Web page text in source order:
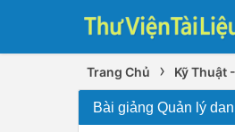
Trang Chủ › Kỹ Thuật
Bài giảng Quản lý